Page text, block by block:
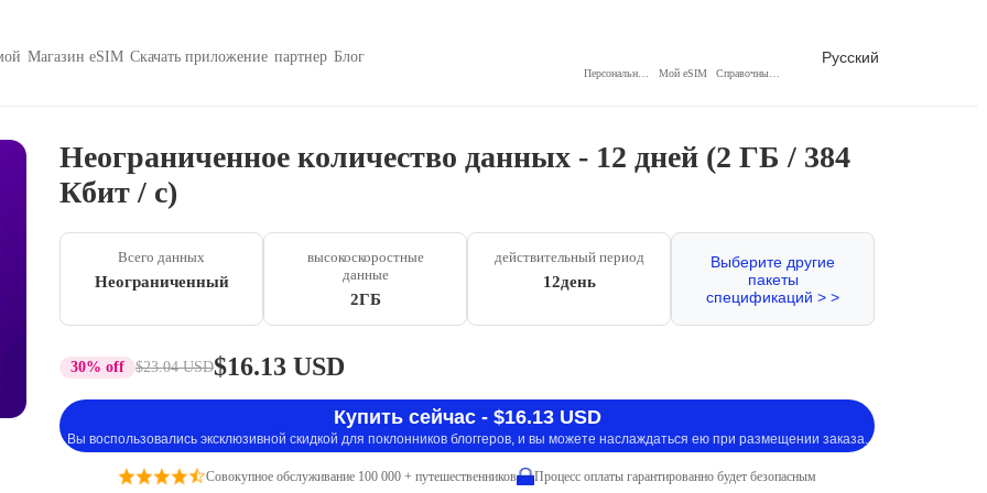
Магазин eSIM Скачать приложение партнер Блог
Мой eSIM
Русский
Неограниченное количество данных - 12 дней (2 ГБ / 384
Кбит / с)
Всего данных
Неограниченный
высокоскоростные
данные
2ГБ
действительный период
12день
Выберите другие
пакеты
спецификаций > >
30% off $23.04 USD$16.13 USD
Купить сейчас - $16.13 USD
Вы воспользовались эксклюзивной скидкой для поклонников блоггеров, и вы можете наслаждаться ею при размещении заказа.
Совокупное обслуживание 100 000 + путешественников Процесс оплаты гарантированно будет безопасным